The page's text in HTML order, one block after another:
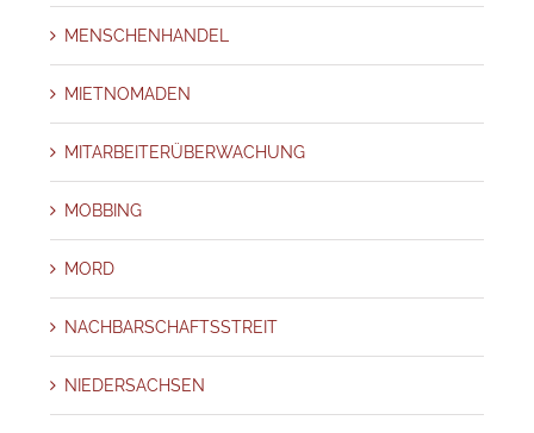
MENSCHENHANDEL
MIETNOMADEN
MITARBEITERÜBERWACHUNG
MOBBING
MORD
NACHBARSCHAFTSSTREIT
NIEDERSACHSEN